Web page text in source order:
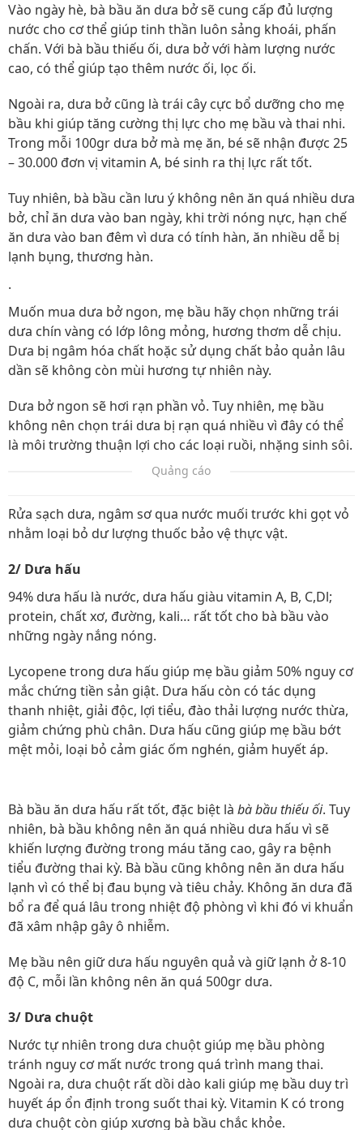
Vào ngày hè, bà bầu ăn dưa bở sẽ cung cấp đủ lượng
nước cho cơ thể giúp tinh thần luôn sảng khoái, phấn
chấn. Với bà bầu thiếu ối, dưa bở với hàm lượng nước
cao, có thể giúp tạo thêm nước ối, lọc ối.
Ngoài ra, dưa bở cũng là trái cây cực bổ dưỡng cho mẹ
bầu khi giúp tăng cường thị lực cho mẹ bầu và thai nhi.
Trong mỗi 100gr dưa bở mà mẹ ăn, bé sẽ nhận được 25
– 30.000 đơn vị vitamin A, bé sinh ra thị lực rất tốt.
Tuy nhiên, bà bầu cần lưu ý không nên ăn quá nhiều dưa
bở, chỉ ăn dưa vào ban ngày, khi trời nóng nực, hạn chế
ăn dưa vào ban đêm vì dưa có tính hàn, ăn nhiều dễ bị
lạnh bụng, thương hàn.
.
Muốn mua dưa bở ngon, mẹ bầu hãy chọn những trái
dưa chín vàng có lớp lông mỏng, hương thơm dễ chịu.
Dưa bị ngâm hóa chất hoặc sử dụng chất bảo quản lâu
dần sẽ không còn mùi hương tự nhiên này.
Dưa bở ngon sẽ hơi rạn phần vỏ. Tuy nhiên, mẹ bầu
không nên chọn trái dưa bị rạn quá nhiều vì đây có thể
là môi trường thuận lợi cho các loại ruồi, nhặng sinh sôi.
Quảng cáo
Rửa sạch dưa, ngâm sơ qua nước muối trước khi gọt vỏ
nhằm loại bỏ dư lượng thuốc bảo vệ thực vật.
2/ Dưa hấu
94% dưa hấu là nước, dưa hấu giàu vitamin A, B, C,Dl;
protein, chất xơ, đường, kali… rất tốt cho bà bầu vào
những ngày nắng nóng.
Lycopene trong dưa hấu giúp mẹ bầu giảm 50% nguy cơ
mắc chứng tiền sản giật. Dưa hấu còn có tác dụng
thanh nhiệt, giải độc, lợi tiểu, đào thải lượng nước thừa,
giảm chứng phù chân. Dưa hấu cũng giúp mẹ bầu bớt
mệt mỏi, loại bỏ cảm giác ốm nghén, giảm huyết áp.
Bà bầu ăn dưa hấu rất tốt, đặc biệt là bà bầu thiếu ối. Tuy
nhiên, bà bầu không nên ăn quá nhiều dưa hấu vì sẽ
khiến lượng đường trong máu tăng cao, gây ra bệnh
tiểu đường thai kỳ. Bà bầu cũng không nên ăn dưa hấu
lạnh vì có thể bị đau bụng và tiêu chảy. Không ăn dưa đã
bổ ra để quá lâu trong nhiệt độ phòng vì khi đó vi khuẩn
đã xâm nhập gây ô nhiễm.
Mẹ bầu nên giữ dưa hấu nguyên quả và giữ lạnh ở 8-10
độ C, mỗi lần không nên ăn quá 500gr dưa.
3/ Dưa chuột
Nước tự nhiên trong dưa chuột giúp mẹ bầu phòng
tránh nguy cơ mất nước trong quá trình mang thai.
Ngoài ra, dưa chuột rất dồi dào kali giúp mẹ bầu duy trì
huyết áp ổn định trong suốt thai kỳ. Vitamin K có trong
dưa chuột còn giúp xương bà bầu chắc khỏe.